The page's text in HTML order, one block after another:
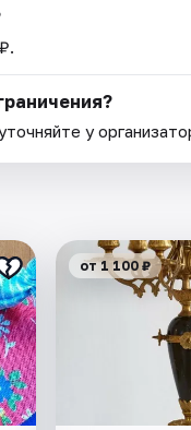
у
от 1 100 ₽